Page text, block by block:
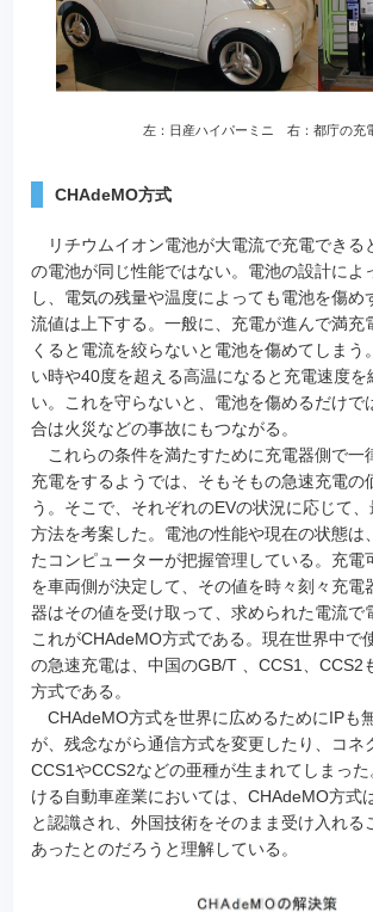
左：日産ハイパーミニ 右：都庁の充
CHAdeMO方式
リチウムイオン電池が大電流で充電できる
の電池が同じ性能ではない。電池の設計によ
し、電気の残量や温度によっても電池を傷め
流値は上下する。一般に、充電が進んで満充
くると電流を絞らないと電池を傷めてしまう
い時や40度を超える高温になると充電速度を
い。これを守らないと、電池を傷めるだけで
合は火災などの事故にもつながる。
これらの条件を満たすために充電器側で一
充電をするようでは、そもそもの急速充電の
う。そこで、それぞれのEVの状況に応じて
方法を考案した。電池の性能や現在の状態は
たコンピューターが把握管理している。充電
を車両側が決定して、その値を時々刻々充電
器はその値を受け取って、求められた電流で
これがCHAdeMO方式である。現在世界中で
の急速充電は、中国のGB/T 、CCS1、CCS2
方式である。
CHAdeMO方式を世界に広めるためにIPも
が、残念ながら通信方式を変更したり、コネ
CCS1やCCS2などの亜種が生まれてしまっ
ける自動車産業においては、CHAdeMO方式
と認識され、外国技術をそのまま受け入れる
あったとのだろうと理解している。